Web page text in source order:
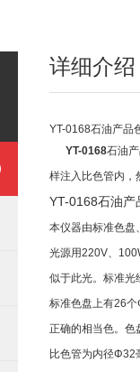
详细介绍
YT-0168石油产品
YT-0168石油
样注入比色管内，
YT-0168石油产
本仪器由标准色盘
光源用220V、
似于此光。标准光
标准色盘上有26
正确的相当色。色
比色管为内径Φ32